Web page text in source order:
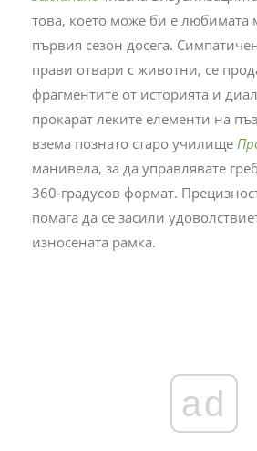
това, което може би е любимата
първия сезон досега.
прави отвари с животни, се
фрагментите от историята и
прокарат леките елементи на
взема познато старо училище
манивела, за да управлявате
360-градусов формат.
помага да се засили
износената рамка.
ad